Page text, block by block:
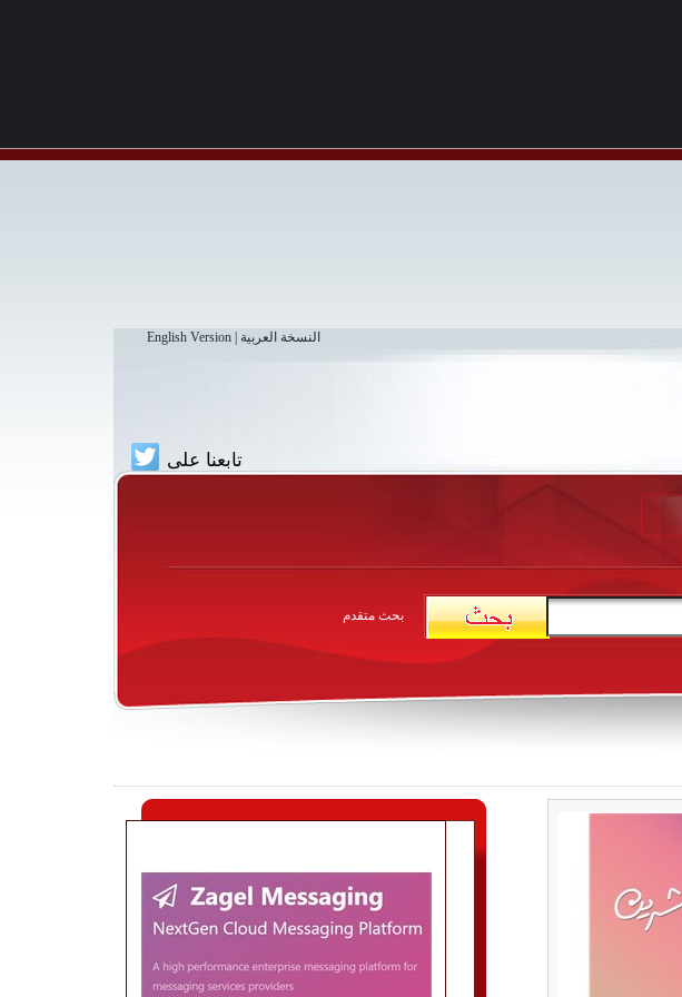
النسخة العربية English Version
تابعنا على
بحث متقدم